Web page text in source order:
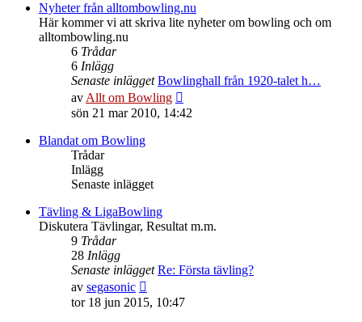
Nyheter från alltombowling.nu
Här kommer vi att skriva lite nyheter om bowling och om
alltombowling.nu
6 Trådar
6 Inlägg
Senaste inlägget Bowlinghall från 1920-talet h…
avAllt om Bowling
till
sön 21 mar 2010, 14:42
Blandat om Bowling
Trådar
Inlägg
Senaste inlägget
Tävling & LigaBowling
Diskutera Tävlingar, Resultat m.m.
9 Trådar
28 Inlägg
Senaste inlägget Re: Första tävling?
av segasonic
till
tor 18 jun 2015, 10:47